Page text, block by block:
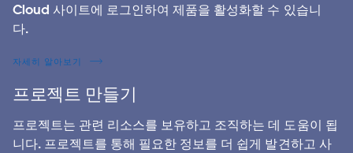
Cloud 사이트에 로그인하여 제품을 활성화할 수 있습니
다.
자세히 알아보기
프로젝트 만들기
프로젝트는 관련 리소스를 보유하고 조직하는 데 도움이 됩
니다. 프로젝트를 통해 필요한 정보를 더 쉽게 발견하고 사